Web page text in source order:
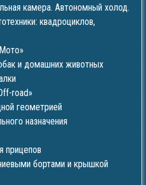
камера. Автономный холод.
квадроциклов,
и домашних животных
road»
геометрией
назначения
прицепов
бортами и крышкой